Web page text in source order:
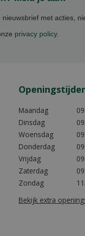
met acties,
privacy policy.
Maandag
Dinsdag
Woensdag
Donderdag
Vrijdag
Zaterdag
Zondag
Bekijk extra